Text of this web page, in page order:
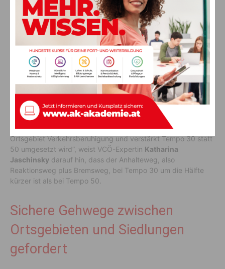
Straßenverkehr zum Schutz von
Kindern
Darüber hinaus gilt bei Kindern seit 30 Jahren die Regelung
des “unsichtbaren Schutzweges”. Kindern muss auch dort, wo
es keinen Schutzweg gibt, das sichere und ungehinderte
Überqueren der Fahrbahn ermöglicht werden. “Wo Menschen
unterwegs sind, passieren Fehler. Doch Fehler dürfen nicht
fatal enden. Die Verkehrsplanung kann Kinder vor Fehlern der
Erwachsenen im Straßenverkehr schützen, indem im
Ortsgebiet Verkehrsberuhigung und verstärkt Tempo 30 statt
50 umgesetzt wird”, weist VCÖ-Expertin Katharina
Jaschinsky darauf hin, dass der Anhalteweg, also
Reaktionsweg plus Bremsweg, bei Tempo 30 um die Hälfte
kürzer ist als bei Tempo 50.
Sichere Gehwege zwischen
Ortsgebieten und Siedlungen
gefordert